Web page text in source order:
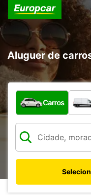
Aluguer de
Que tipo de veículo
Carros